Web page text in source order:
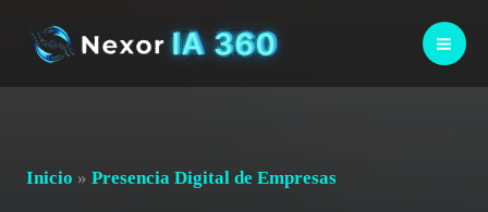
Inicio » Presencia Digital de Empresas